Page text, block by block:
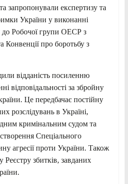
запропонували експертизу та
України у виконанні
до Робочої групи ОЕСР з
Конвенції про боротьбу з
відданість посиленню
відповідальності за збройну
Це передбачає постійну
розслідувань в Україні,
кримінальним судом та
Спеціального
агресії проти України. Також
Реєстру збитків, завданих